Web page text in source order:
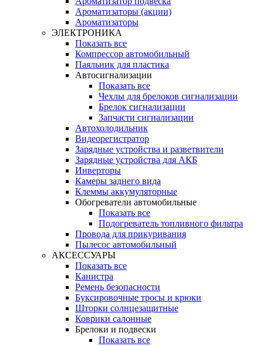
Ароматизаторы (акции)
Ароматизаторы
ЭЛЕКТРОНИКА
Показать все
Компрессор автомобильный
Паяльник для пластика
Автосигнализации
Показать все
Чехлы для брелоков сигнализации
Брелок сигнализации
Запчасти сигнализации
Автохолодильник
Видеорегистратор
Зарядные устройства и разветвители
Зарядные устройства для АКБ
Инверторы
Камеры заднего вида
Клеммы аккумуляторные
Обогреватели автомобильные
Показать все
Подогреватель топливного фильтра
Провода для прикуривания
Пылесос автомобильный
АКСЕССУАРЫ
Показать все
Канистра
Ремень безопасности
Буксировочные тросы и крюки
Шторки солнцезащитные
Коврики салонные
Брелоки и подвески
Показать все